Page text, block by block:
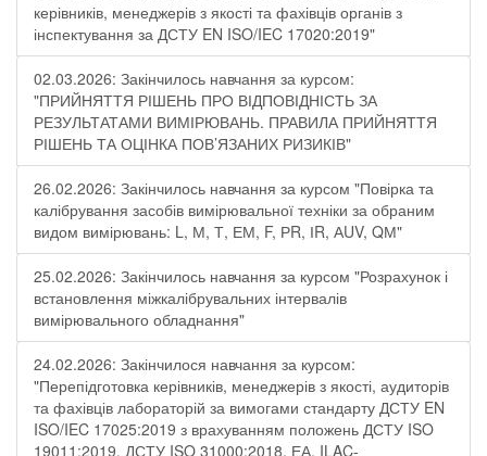
керівників, менеджерів з якості та фахівців органів з
інспектування за ДСТУ EN ISO/IEC 17020:2019"
02.03.2026: Закінчилось навчання за курсом:
"ПРИЙНЯТТЯ РІШЕНЬ ПРО ВІДПОВІДНІСТЬ ЗА
РЕЗУЛЬТАТАМИ ВИМІРЮВАНЬ. ПРАВИЛА ПРИЙНЯТТЯ
РІШЕНЬ ТА ОЦІНКА ПОВ’ЯЗАНИХ РИЗИКІВ"
26.02.2026: Закінчилось навчання за курсом "Повірка та
калібрування засобів вимірювальної техніки за обраним
видом вимірювань: L, М, Т, ЕМ, F, РR, ІR, АUV, QМ"
25.02.2026: Закінчилось навчання за курсом "Розрахунок і
встановлення міжкалібрувальних інтервалів
вимірювального обладнання"
24.02.2026: Закінчилося навчання за курсом:
"Перепідготовка керівників, менеджерів з якості, аудиторів
та фахівців лабораторій за вимогами стандарту ДСТУ EN
ISO/IEC 17025:2019 з врахуванням положень ДСТУ ISO
19011:2019, ДСТУ ISO 31000:2018, ЕА, ILAC-